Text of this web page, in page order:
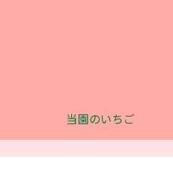
当園のいちご